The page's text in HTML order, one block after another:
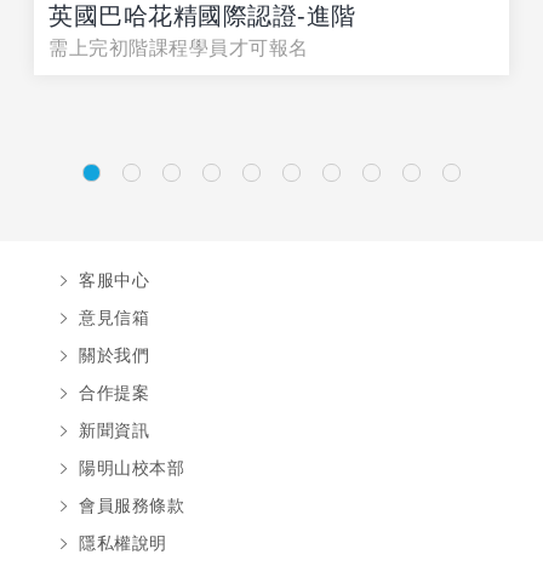
英國巴哈花精國際認證-進階
需上完初階課程學員才可報名
客服中心
意見信箱
關於我們
合作提案
新聞資訊
陽明山校本部
會員服務條款
隱私權說明